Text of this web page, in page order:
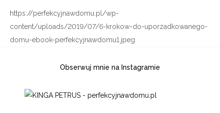
https://perfekcyjnawdomu.pl/wp-
content/uploads/2019/07/6-krokow-do-uporzadkowanego-
domu-ebook-perfekcyjnawdomu1.jpeg
Obserwuj mnie na Instagramie